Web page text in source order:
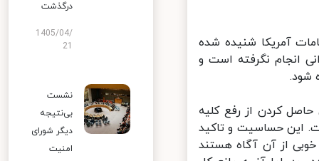
آمریکا شنیده شده
انجام نگرفته است و
کردن از رفع کلیه
این حساسیت و تاکید
از آن آگاه هستند
درگذشت
1405/04/
نشست
بی‌نتیجه
دیگر شورای
امنیت